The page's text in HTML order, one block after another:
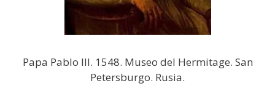
Papa Pablo III. 1548. Museo del Hermitage. San
Petersburgo. Rusia.